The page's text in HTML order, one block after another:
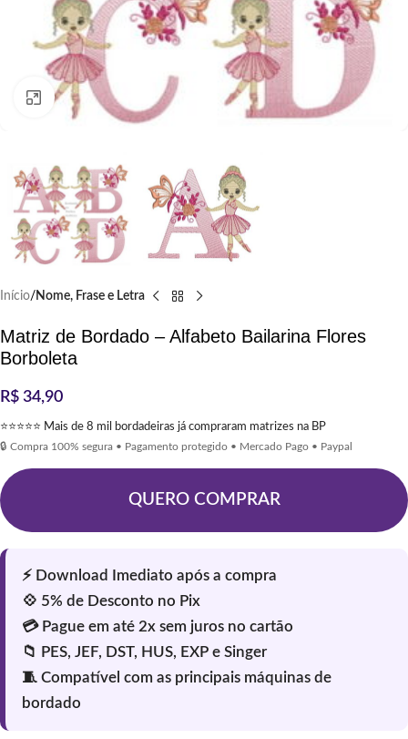
Clique para ampliar
Início Nome, Frase e Letra
Matriz de Bordado – Alfabeto Bailarina Flores
Borboleta
R$ 34,90
⭐⭐⭐⭐⭐ Mais de 8 mil bordadeiras já compraram matrizes na BP
🔒 Compra 100% segura • Pagamento protegido • Mercado Pago • Paypal
QUERO COMPRAR